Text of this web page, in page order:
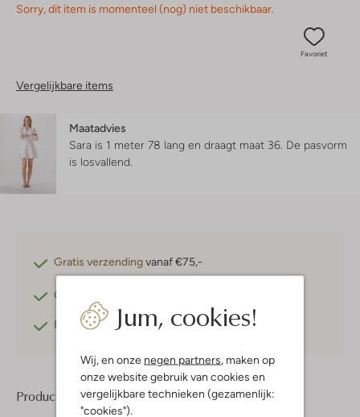
Jum, cookies!
Wij, en onze negen partners , maken op
onze website gebruik van cookies en
vergelijkbare technieken (gezamenlijk:
"cookies").
Sorry, dit item is momenteel (nog) niet beschikbaar.
Favoriet
Vergelijkbare items
Maatadvies
Sara is 1 meter 78 lang en draagt maat 36. De pasvorm
is losvallend
Gratis verzendingvanaf €75,-
Gratis retourneren
Betaal achterafmet Klarna
Product informatie